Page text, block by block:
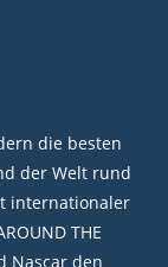
die besten
der Welt rund
internationaler
THE
Nascar den